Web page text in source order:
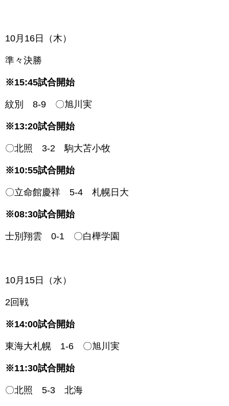
10月16日（木）
準々決勝
※15:45試合開始
紋別 8-9 〇旭川実
※13:20試合開始
〇北照 3-2 駒大苫小牧
※10:55試合開始
〇立命館慶祥 5-4 札幌日大
※08:30試合開始
士別翔雲 0-1 〇白樺学園
10月15日（水）
2回戦
※14:00試合開始
東海大札幌 1-6 〇旭川実
※11:30試合開始
〇北照 5-3 北海